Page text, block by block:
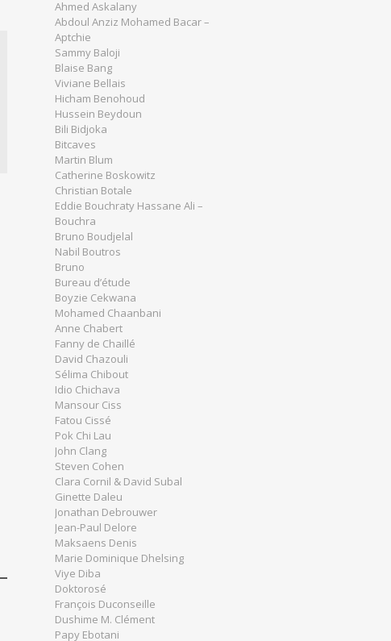
Ahmed Askalany
Abdoul Anziz Mohamed Bacar –
Aptchie
Sammy Baloji
Blaise Bang
Viviane Bellais
Hicham Benohoud
Hussein Beydoun
Bili Bidjoka
Bitcaves
Martin Blum
Catherine Boskowitz
Christian Botale
Eddie Bouchraty Hassane Ali –
Bouchra
Bruno Boudjelal
Nabil Boutros
Bruno
Bureau d’étude
Boyzie Cekwana
Mohamed Chaanbani
Anne Chabert
Fanny de Chaillé
David Chazouli
Sélima Chibout
Idio Chichava
Mansour Ciss
Fatou Cissé
Pok Chi Lau
John Clang
Steven Cohen
Clara Cornil & David Subal
Ginette Daleu
Jonathan Debrouwer
Jean-Paul Delore
Maksaens Denis
Marie Dominique Dhelsing
Viye Diba
Doktorosé
François Duconseille
Dushime M. Clément
Papy Ebotani